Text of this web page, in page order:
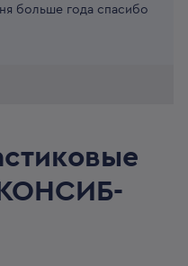
больше года спасибо